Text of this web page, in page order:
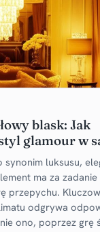
blask: Jak
glamour w
luksusu,
ma za zadanie
przepychu.
odgrywa
ono, poprzez grę